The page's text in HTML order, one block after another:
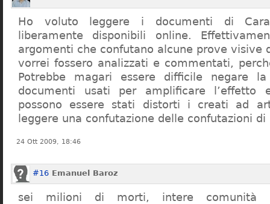
Ho voluto leggere i documenti di
liberamente disponibili online.
argomenti che confutano alcune prove visive
vorrei fossero analizzati e commentati,
Potrebbe magari essere difficile negare
documenti usati per amplificare l’effetto
possono essere stati distorti i creati ad
leggere una confutazione delle confutazioni di
24 Ott 2009, 18:46
#16 Emanuel Baroz
sei milioni di morti, intere comunità